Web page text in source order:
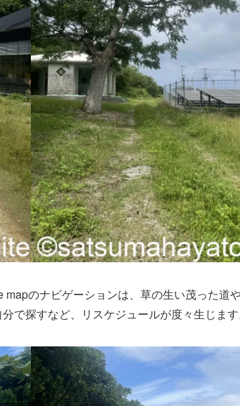
のナビゲーションは、草の生い茂った道
で探すなど、リスケジュールが度々生じます